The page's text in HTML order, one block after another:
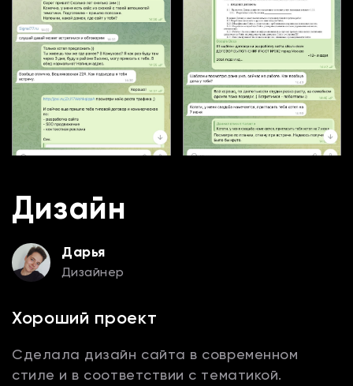
Дизайн
Дарья
Дизайнер
Хороший проект
Сделала дизайн сайта в современном
стиле и в соответствии с тематикой.